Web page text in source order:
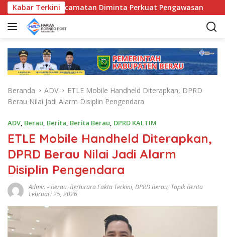
a
Kabar Terkini
Bunda Kecamatan Diminta Perkuat Pengawasan
Beranda ADV
ETLE Mobile Handheld Diterapkan, DPRD
Berau Nilai Jadi Alarm Disiplin Pengendara
ADV, Berau, Berita, Berita Berau, DPRD KALTIM
ETLE Mobile Handheld Diterapkan,
DPRD Berau Nilai Jadi Alarm
Disiplin Pengendara
Admin-Berau, Berbicara Fakta Terkini, DPRD Berau, Topik Berita
Februari 25, 2026